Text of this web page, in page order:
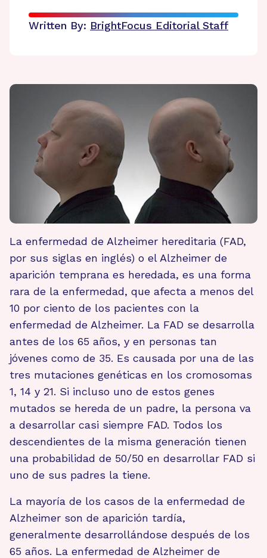
Written By: BrightFocus Editorial Staff
La enfermedad de Alzheimer hereditaria (FAD,
por sus siglas en inglés) o el Alzheimer de
aparición temprana es heredada, es una forma
rara de la enfermedad, que afecta a menos del
10 por ciento de los pacientes con la
enfermedad de Alzheimer. La FAD se desarrolla
antes de los 65 años, y en personas tan
jóvenes como de 35. Es causada por una de las
tres mutaciones genéticas en los cromosomas
1, 14 y 21. Si incluso uno de estos genes
mutados se hereda de un padre, la persona va
a desarrollar casi siempre FAD. Todos los
descendientes de la misma generación tienen
una probabilidad de 50/50 en desarrollar FAD si
uno de sus padres la tiene.
La mayoría de los casos de la enfermedad de
Alzheimer son de aparición tardía,
generalmente desarrollándose después de los
65 años. La enfermedad de Alzheimer de